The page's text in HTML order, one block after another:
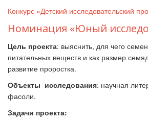
Конкурс «Детский исследовательский
Номинация «Юный
Цель проекта: выяснить, для чего
питательных веществ и как размер
развитие проростка.
Объекты исследования: научная
фасоли.
Задачи проекта: